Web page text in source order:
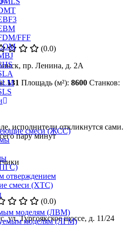
FFF
смеси (ЖСС)
отверждением
смеси (ХТС)
моделям (ЛВМ)
моделям (ЛГМ)
(0.0)
пр. Ленина, д. 2А
131 Площадь (м²): 8600 Станков:
исполнители откликнутся сами.
пару минут
(0.0)
ул. Тургоякское шоссе, д. 11/24